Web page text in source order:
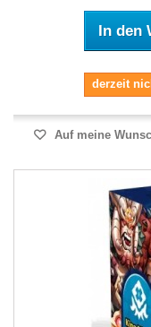
In den
derzeit
Auf meine